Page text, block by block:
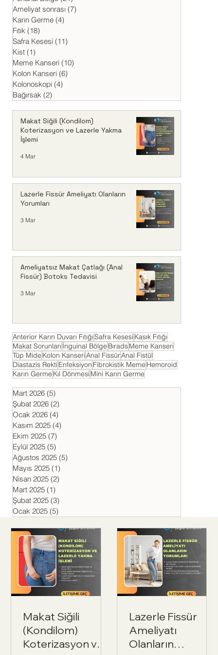
Makat Siğili
(Kondilom)
Koterizasyon ve
Lazerle Fissür
Ameliyatı
Olanların
Ameliyat sonrası (7)7 yazı
Karın Germe (4)4 yazı
Fıtık (18)18 yazı
Safra Kesesi (11)11 yazı
Kist (1)1 yazı
Meme Kanseri (10)10 yazı
Kolon Kanseri (6)6 yazı
Kolonoskopi (4)4 yazı
Bağırsak (2)2 yazı
Makat Siğili (Kondilom)
Koterizasyon ve Lazerle Yakma
İşlemi
4 Mar
Lazerle Fissür Ameliyatı Olanların
Yorumları
3 Mar
Ameliyatsız Makat Çatlağı (Anal
Fissür) Botoks Tedavisi
3 Mar
Anterior Karın Duvarı FıtığıSafra Kesesi Kasık Fıtığı
Makat Sorunları İnguinal Bölge BıradsMeme Kanseri
Tüp Mide Kolon KanseriAnal FissürAnal Fistül
Diastazis Rekti Enfeksiyon Fibrokistik Meme Hemoroid
Karın Germe Kıl Dönmesi Mini Karın Germe
Mart 2026 (5)5 yazı
Şubat 2026 (2)2 yazı
Ocak 2026 (4)4 yazı
Kasım 2025 (4)4 yazı
Ekim 2025 (7)7 yazı
Eylül 2025 (5)5 yazı
Ağustos 2025 (5)5 yazı
Mayıs 2025 (1)1 yazı
Nisan 2025 (2)2 yazı
Mart 2025 (1)1 yazı
Şubat 2025 (3)3 yazı
Ocak 2025 (5)5 yazı